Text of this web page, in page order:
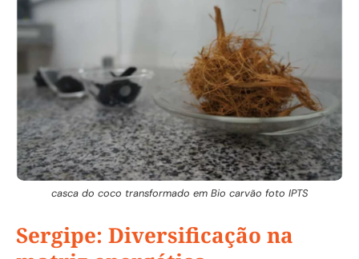
casca do coco transformado em Bio carvão foto IPTS
Sergipe: Diversificação na